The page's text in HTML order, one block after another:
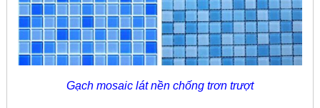
Gạch mosaic lát nền chống trơn trượt